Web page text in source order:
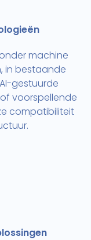
machine
in bestaande
gestuurde
voorspellende
compatibiliteit